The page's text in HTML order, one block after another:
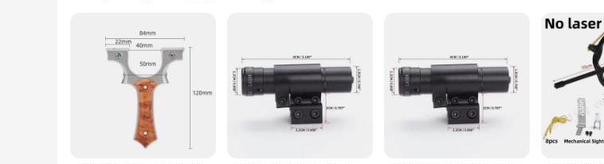
Parts and Accessories: Comes with necessary accessories for immediate use
Features:
|Wholesale|Vendors|
**Advanced Precision for Exterior Projects**
The fionda laser is a pinnacle of precision engineering, designed to revolutionize the way professionals and DIY
this laser measuring tool is built to withstand the rigors of the job site. Its advanced laser technology ensures
you're a contractor, architect, or a homeowner looking to tackle a landscaping project, the fionda laser is the tool